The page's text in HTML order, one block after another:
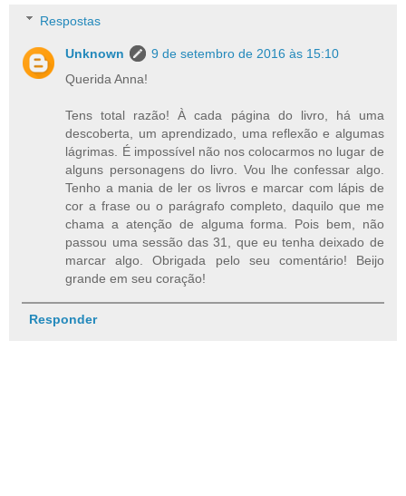
Respostas
Unknown
9 de setembro de 2016 às 15:10
Querida Anna!
Tens total razão! À cada página do livro, há uma
descoberta, um aprendizado, uma reflexão e algumas
lágrimas. É impossível não nos colocarmos no lugar de
alguns personagens do livro. Vou lhe confessar algo.
Tenho a mania de ler os livros e marcar com lápis de
cor a frase ou o parágrafo completo, daquilo que me
chama a atenção de alguma forma. Pois bem, não
passou uma sessão das 31, que eu tenha deixado de
marcar algo. Obrigada pelo seu comentário! Beijo
grande em seu coração!
Responder